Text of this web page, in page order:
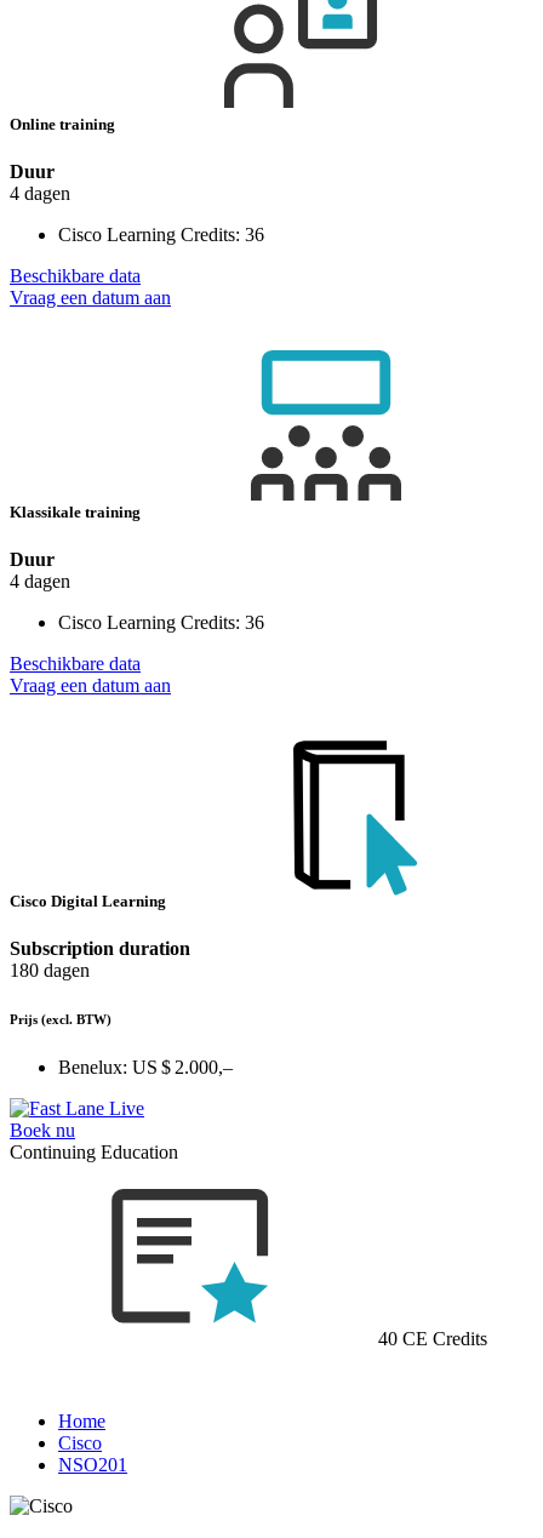
Online training
Duur
4 dagen
Cisco Learning Credits: 36
Beschikbare data
Vraag een datum aan
Klassikale training
Duur
4 dagen
Cisco Learning Credits: 36
Beschikbare data
Vraag een datum aan
Cisco Digital Learning
Subscription duration
180 dagen
Prijs (excl. BTW)
Benelux: US $ 2.000,–
Boek nu
Continuing Education
40 CE Credits
Home
Cisco
NSO201